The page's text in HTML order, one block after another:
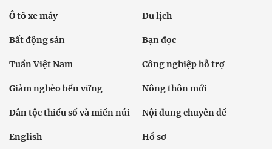
Ô tô xe máy Du lịch
Bất động sản Bạn đọc
Tuần Việt Nam Công nghiệp hỗ trợ
Giảm nghèo bền vững Nông thôn mới
Dân tộc thiểu số và miền núi Nội dung chuyên đề
English Hồ sơ